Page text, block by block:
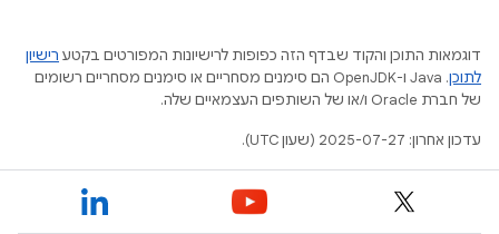
דוגמאות התוכן והקוד שבדף הזה כפופות לרישיונות המפורטים בקטע רישיון
לתוכן
.‏ Java ו-OpenJDK הם סימנים מסחריים או סימנים מסחריים רשומים
של חברת Oracle ו/או של השותפים העצמאיים שלה.
עדכון אחרון: 2025-07-27 (שעון UTC).